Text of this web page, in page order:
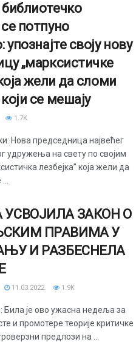
потпуно
упознајте своју нову
„марксистичке
жели да сломи
се мешају
1.7K
Нова председница највећег
удружења на свету по својим
лезбејка” која жели да
ЗАКОН О
ПРАВИМА У
И РАЗБЕСНЕЛА
11.03.2022. 1.9K
је ово ужасна недеља за
и промотере теорије критичке
предлози на ...